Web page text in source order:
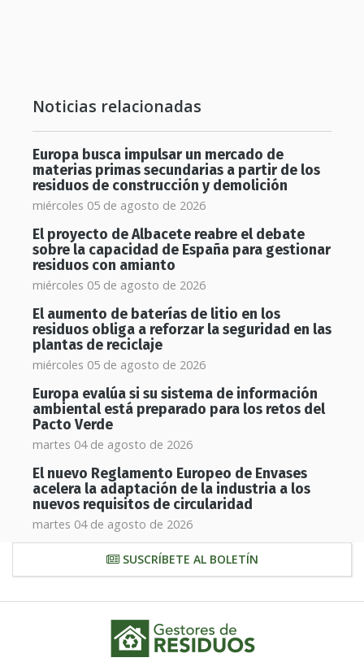
Noticias relacionadas
Europa busca impulsar un mercado de
materias primas secundarias a partir de los
residuos de construcción y demolición
miércoles 05 de agosto de 2026
El proyecto de Albacete reabre el debate
sobre la capacidad de España para gestionar
residuos con amianto
miércoles 05 de agosto de 2026
El aumento de baterías de litio en los
residuos obliga a reforzar la seguridad en las
plantas de reciclaje
miércoles 05 de agosto de 2026
Europa evalúa si su sistema de información
ambiental está preparado para los retos del
Pacto Verde
martes 04 de agosto de 2026
El nuevo Reglamento Europeo de Envases
acelera la adaptación de la industria a los
nuevos requisitos de circularidad
martes 04 de agosto de 2026
SUSCRÍBETE AL BOLETÍN